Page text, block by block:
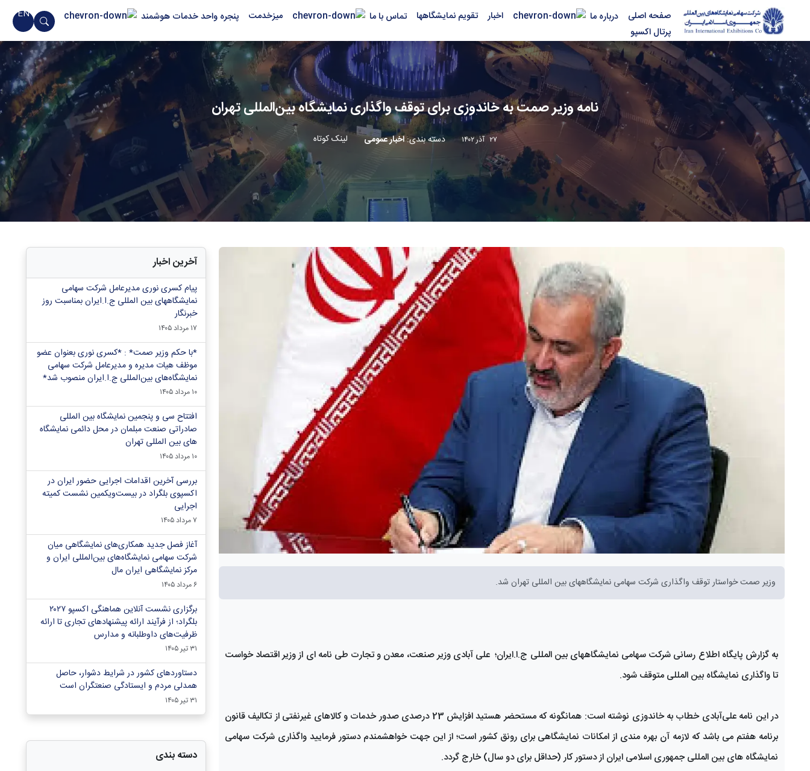
صفحه اصلی درباره ما اخبار تقویم نمایشگاهها تماس با ما میزخدمت
پنجره واحد خدمات هوشمند
پرتال اکسپو
EN
نامه وزیر صمت به خاندوزی برای توقف واگذاری نمایشگاه بین‌المللی تهران
۲۷ آذر ۱۴۰۲ دسته بندی:اخبار عمومی لینک کوتاه
وزیر صمت خواستار توقف واگذاری شرکت سهامی نمایشگاههای بین المللی تهران شد.
به گزارش پایگاه اطلاع رسانی شرکت سهامی نمایشگاههای بین المللی ج.ا.ایران؛ علی آبادی وزیر صنعت، معدن و تجارت طی نامه ای از وزیر اقتصاد خواست
تا واگذاری نمایشگاه بین المللی متوقف شود.
در این نامه علی‌آبادی خطاب به خاندوزی نوشته ‌است: ‌‌همانگونه که مستحضر هستید افزایش 23 درصدی صدور خدمات و کالاهای غیرنفتی از تکالیف قانون
برنامه هفتم می باشد که لازمه آن بهره مندی از امکانات نمایشگاهی برای رونق کشور است؛ از این جهت خواهشمندم دستور فرمایید واگذاری شرکت سهامی
نمایشگاه های بین المللی جمهوری اسلامی ایران از دستور کار (حداقل برای دو سال) خارج گردد.
آخرین اخبار
پیام کسری نوری مدیرعامل شرکت سهامی
نمایشگاههای بین المللی ج.ا.ایران بمناسبت روز
خبرنگار
۱۷ مرداد ۱۴۰۵
*با حکم وزیر صمت* : *کسری نوری بعنوان عضو
موظف هیات مدیره و مدیرعامل شرکت سهامی
نمایشگاه‌های بین‌المللی ج.ا.ایران منصوب شد*
۱۰ مرداد ۱۴۰۵
افتتاح سی و پنجمین نمایشگاه بین المللی
صادراتی صنعت مبلمان در محل دائمی نمایشگاه
های بین المللی تهران
۱۰ مرداد ۱۴۰۵
بررسی آخرین اقدامات اجرایی حضور ایران در
اکسپوی بلگراد در بیست‌ویکمین نشست کمیته
اجرایی
۷ مرداد ۱۴۰۵
آغاز فصل جدید همکاری‌های نمایشگاهی میان
شرکت سهامی نمایشگاه‌های بین‌المللی ایران و
مرکز نمایشگاهی ایران‌ مال
۶ مرداد ۱۴۰۵
برگزاری نشست آنلاین هماهنگی اکسپو ۲۰۲۷
بلگراد؛ از فرآیند ارائه پیشنهادهای تجاری تا ارائه
ظرفیت‌های داوطلبانه و مدارس
۳۱ تیر ۱۴۰۵
دستاوردهای کشور در شرایط دشوار، حاصل
همدلی مردم و ایستادگی صنعتگران است
۳۱ تیر ۱۴۰۵
دسته بندی